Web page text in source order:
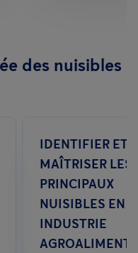
des nuisibles
IDENTIFIER ET
MAÎTRISER LES
PRINCIPAUX
NUISIBLES EN
INDUSTRIE